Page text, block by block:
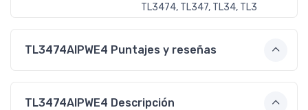
TL3474, TL347, TL34, TL3
TL3474AIPWE4 Puntajes y reseñas
TL3474AIPWE4 Descripción